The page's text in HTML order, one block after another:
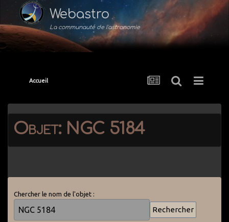
Webastro
La communauté de l'astronomie
Accueil
Objet: NGC 5184
Chercher le nom de l'objet :